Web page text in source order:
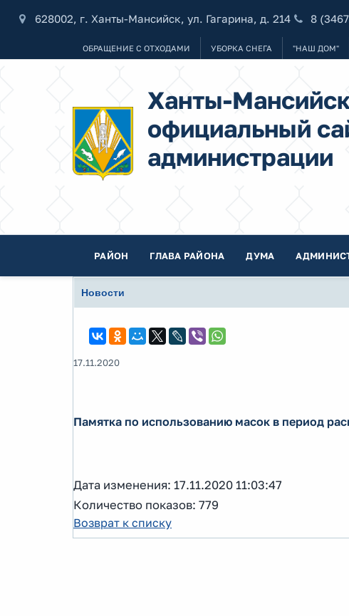
628002, г. Ханты-Мансийск, ул. Гагарина, д. 214 8
ОБРАЩЕНИЕ С ОТХОДАМИ УБОРКА СНЕГА "НАШ ДОМ"
Ханты-
официальный
администрации
РАЙОН ГЛАВА РАЙОНА ДУМА
Новости
17.11.2020
Памятка по использованию масок в период
Дата изменения: 17.11.2020 11:03:47
Количество показов: 779
Возврат к списку